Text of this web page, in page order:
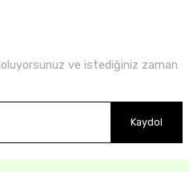
ve istediğiniz zaman
Kaydol